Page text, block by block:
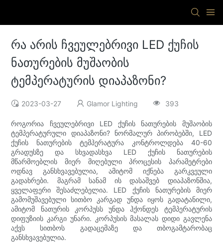
რა არის ჩვეულებრივი LED ქუჩის
ნათურების მუშაობის
ტემპერატურის დიაპაზონი?
2023-03-27 Glamor Lighting 393
როგორია ჩვეულებრივი LED ქუჩის ნათურების მუშაობის
ტემპერატურული დიაპაზონი? ნორმალურ პირობებში, LED
ქუჩის ნათურების ტემპერატურა კონტროლდება 40-60
გრადუსზე და სხვადასხვა LED ქუჩის ნათურების
მწარმოებლის მიერ მიღებული პროცესის პარამეტრები
ოდნავ განსხვავებულია, ამიტომ იქნება გარკვეული
გადახრები. მაგრამ სანამ ის დასაშვებ დიაპაზონშია,
ყველაფერი შესაძლებელია. LED ქუჩის ნათურების მიერ
გამომუშავებული სითბო კარგად უნდა იყოს გადატანილი,
ამიტომ ნათურის კორპუსს უნდა ჰქონდეს ტემპერატურის
დიფუზიის კარგი უნარი. კორპუსის მასალას დიდი გავლენა
აქვს სითბოს გადაცემაზე და თბოგამტარობაც
განსხვავებულია.